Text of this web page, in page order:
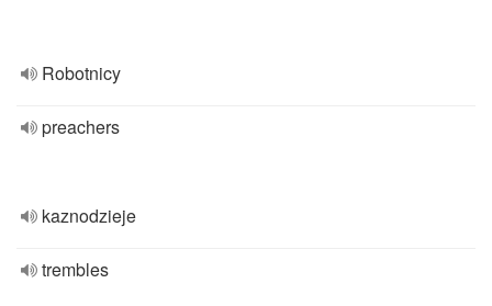
Robotnicy
preachers
kaznodzieje
trembles